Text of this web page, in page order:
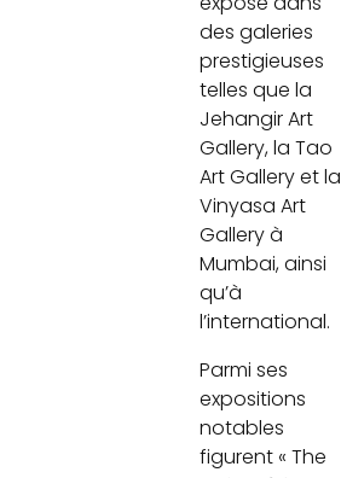
des galeries
prestigieuses
telles que la
Jehangir Art
Gallery, la Tao
Art Gallery et la
Vinyasa Art
Gallery à
Mumbai, ainsi
qu’à
l’international.
Parmi ses
expositions
notables
figurent « The